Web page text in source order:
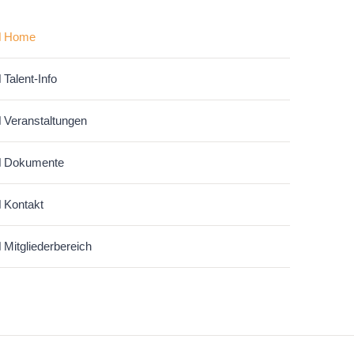
Home
Talent-Info
Veranstaltungen
Dokumente
Kontakt
Mitgliederbereich